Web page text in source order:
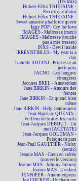
(US Mix)
Hubert-Félix THIÉFAINE -
Precox ejaculator
Hubert-Félix THIÉFAINE -
Sweet amanite phalloïde queen
Iggy POP - Cry for love
IMAGES - Maîtresse (maxi)
IMAGES - Maîtresse (touche
pas à mes tresses)
INXS - Devil inside
IRRÉSISTIBLES - My year is a
day
Isabelle ADJANI - Princesse au
petit pois
JACNO - Les langues
étrangères
Jacques BREL - Amsterdam
Jane BIRKIN - Amours des
feintes
Jane BIRKIN - Et quand bien
même
Jane BIRKIN - Help camionneur
Jean-Baptiste QUENIN -
Veilleur de toutes les nuits
Jean-Jacques DEBOUT - Un
mot [ACÉTATE]
Jean-Jacques GOLDMAN -
Puisque tu pars
Jean-Paul GAULTIER - Noisy
(remix)
Jeanne MAS - Cœur en stéréo
(nouvelle version)
Jeanne MAS - Johnny Johnny
Jeanne MAS - L'enfant
JENNIFER - Amour express
Joe COCKER - Unchain my